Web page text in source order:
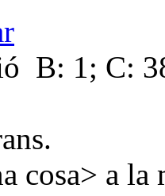
B: 1; C:
cosa> a